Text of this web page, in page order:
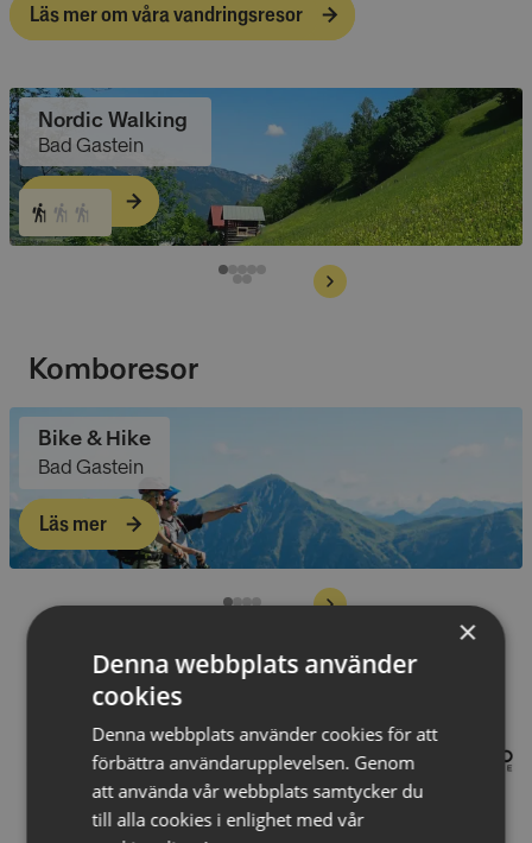
Läs mer om våra vandringsresor
Nordic Walking
Bad Gastein
Läs mer
Komboresor
Bike & Hike
Bad Gastein
Läs mer
Partners:
×
Denna webbplats använder
cookies
Denna webbplats använder cookies för att
förbättra användarupplevelsen. Genom
att använda vår webbplats samtycker du
till alla cookies i enlighet med vår